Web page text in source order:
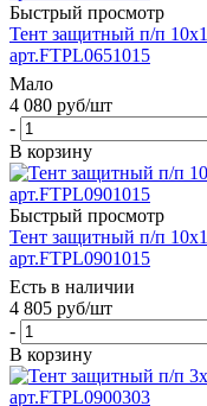
Быстрый просмотр
Тент защитный п/п
арт.FTPL0651015
Мало
4 080 руб/шт
-
В корзину
Быстрый просмотр
Тент защитный п/п
арт.FTPL0901015
Есть в наличии
4 805 руб/шт
-
В корзину